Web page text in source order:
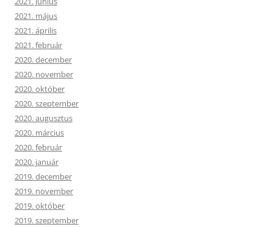
2021. május
2021. április
2021. február
2020. december
2020. november
2020. október
2020. szeptember
2020. augusztus
2020. március
2020. február
2020. január
2019. december
2019. november
2019. október
2019. szeptember